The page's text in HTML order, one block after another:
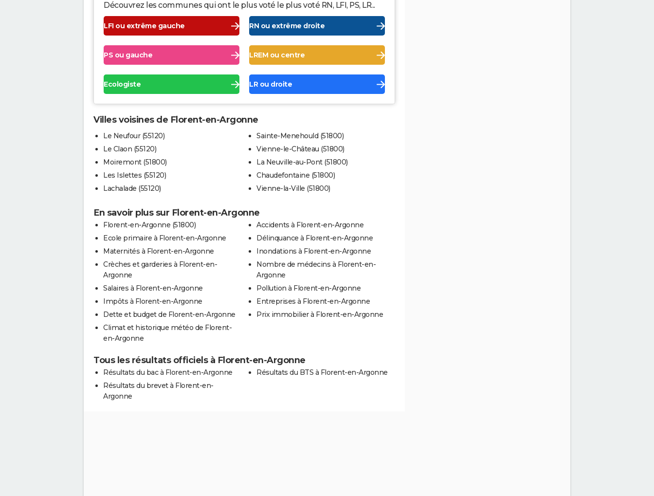
Découvrez les communes qui ont le plus voté le plus voté RN, LFI, PS, LR...
LFI ou extrême gauche RN ou extrême droite
PS ou gauche LREM ou centre
Ecologiste LR ou droite
Villes voisines de Florent-en-Argonne
Le Neufour (55120)
Le Claon (55120)
Moiremont (51800)
Les Islettes (55120)
Lachalade (55120)
Sainte-Menehould (51800)
Vienne-le-Château (51800)
La Neuville-au-Pont (51800)
Chaudefontaine (51800)
Vienne-la-Ville (51800)
En savoir plus sur Florent-en-Argonne
Florent-en-Argonne (51800)
Ecole primaire à Florent-en-Argonne
Maternités à Florent-en-Argonne
Crèches et garderies à Florent-en-
Argonne
Salaires à Florent-en-Argonne
Impôts à Florent-en-Argonne
Dette et budget de Florent-en-Argonne
Climat et historique météo de Florent-
en-Argonne
Accidents à Florent-en-Argonne
Délinquance à Florent-en-Argonne
Inondations à Florent-en-Argonne
Nombre de médecins à Florent-en-
Argonne
Pollution à Florent-en-Argonne
Entreprises à Florent-en-Argonne
Prix immobilier à Florent-en-Argonne
Tous les résultats officiels à Florent-en-Argonne
Résultats du bac à Florent-en-Argonne
Résultats du brevet à Florent-en-
Argonne
Résultats du BTS à Florent-en-Argonne